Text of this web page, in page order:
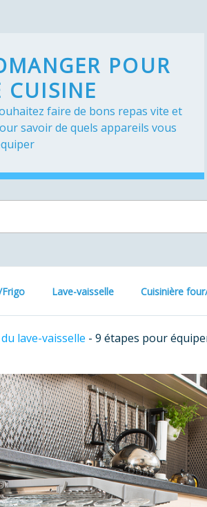
POUR
CUISINE
faire de bons repas vite et
savoir de quels appareils vous
Lave-vaisselle Cuisinière
lave-vaisselle - 9 étapes pour